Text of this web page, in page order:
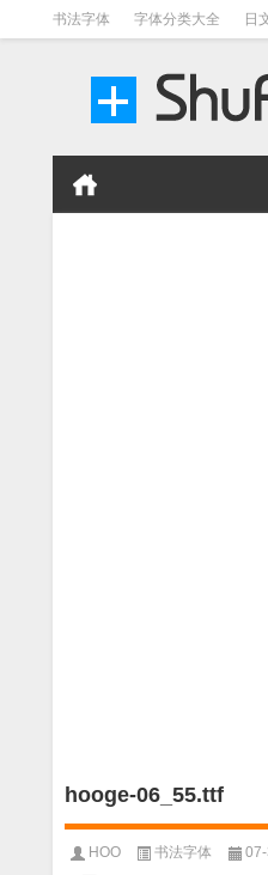
书法字体 字体分类大全 日
hooge-06_55.ttf
HOO 书法字体